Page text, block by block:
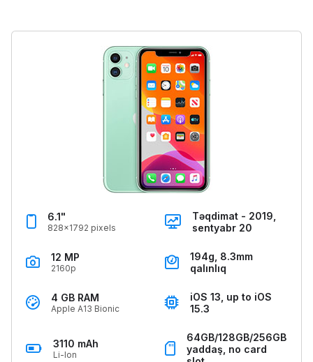
6.1"
828x1792 pixels
Təqdimat - 2019,
sentyabr 20
12 MP
2160p
194g, 8.3mm
qalınlıq
4 GB RAM
Apple A13 Bionic
iOS 13, up to iOS
15.3
3110 mAh
Li-Ion
64GB/128GB/256GB
yaddaş, no card